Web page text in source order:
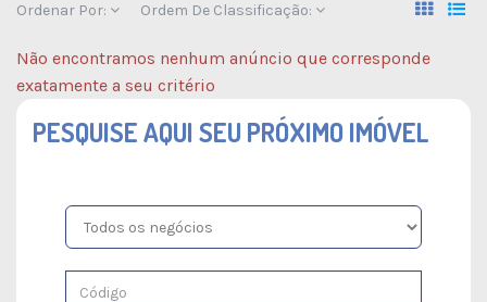
Ordenar Por: Ordem De Classificação:
Não encontramos nenhum anúncio que corresponde
exatamente a seu critério
PESQUISE AQUI SEU PRÓXIMO IMÓVEL